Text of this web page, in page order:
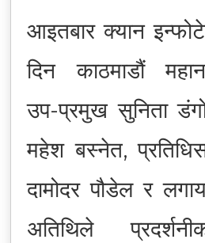
आइतबार क्यान
दिन काठमाडौं
उप-प्रमुख सुनिता
महेश बस्नेत,
दामोदर पौडेल र
अतिथिले